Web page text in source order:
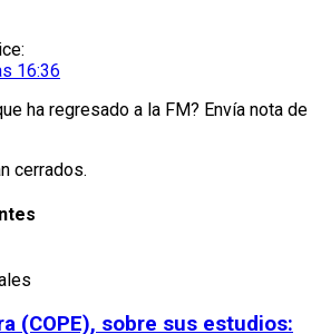
16:36
ha regresado a la FM? Envía nota de
cerrados.
(COPE), sobre sus estudios: